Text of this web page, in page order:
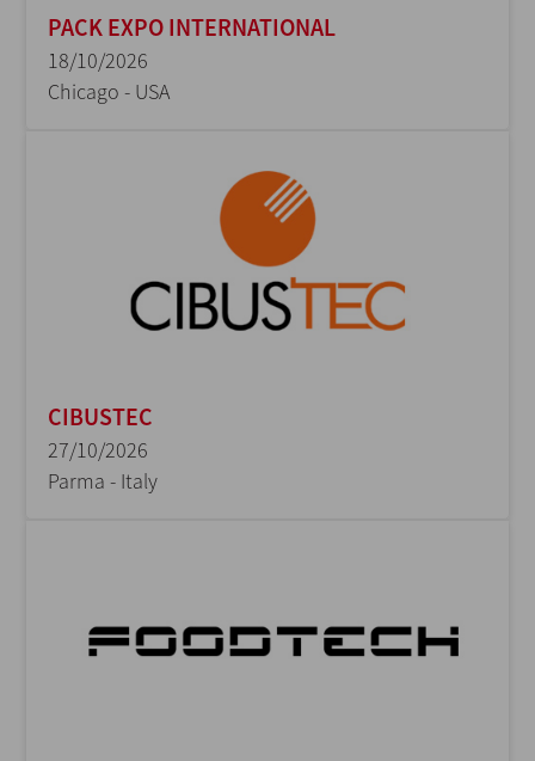
PACK EXPO INTERNATIONAL
18/10/2026
Chicago - USA
CIBUSTEC
27/10/2026
Parma - Italy